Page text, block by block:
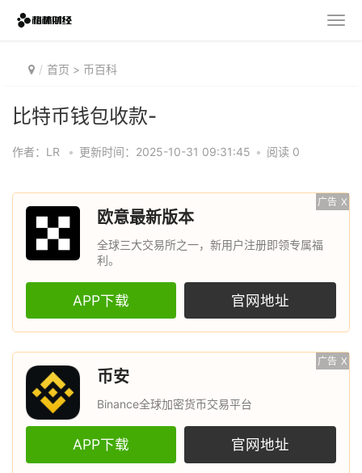
首页 > 币百科
比特币钱包收款-
作者：LR • 更新时间：2025-10-31 09:31:45 • 阅读 0
广告 X
欧意最新版本
全球三大交易所之一，新用户注册即领专属福
利。
APP下载 官网地址
广告 X
币安
Binance全球加密货币交易平台
APP下载 官网地址